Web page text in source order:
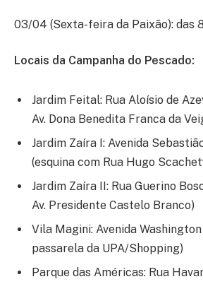
03/04 (Sexta-feira da Paixão): das
Locais da Campanha do Pescado:
Jardim Feital: Rua Aloísio de
Av. Dona Benedita Franca da
Jardim Zaíra I: Avenida
(esquina com Rua Hugo
Jardim Zaíra II: Rua Guerino
Av. Presidente Castelo Branco)
Vila Magini: Avenida
passarela da UPA/Shopping)
Parque das Américas: Rua